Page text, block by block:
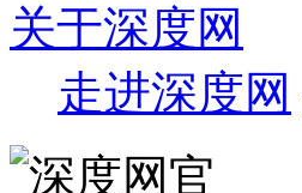
关于深度网
走进深度网